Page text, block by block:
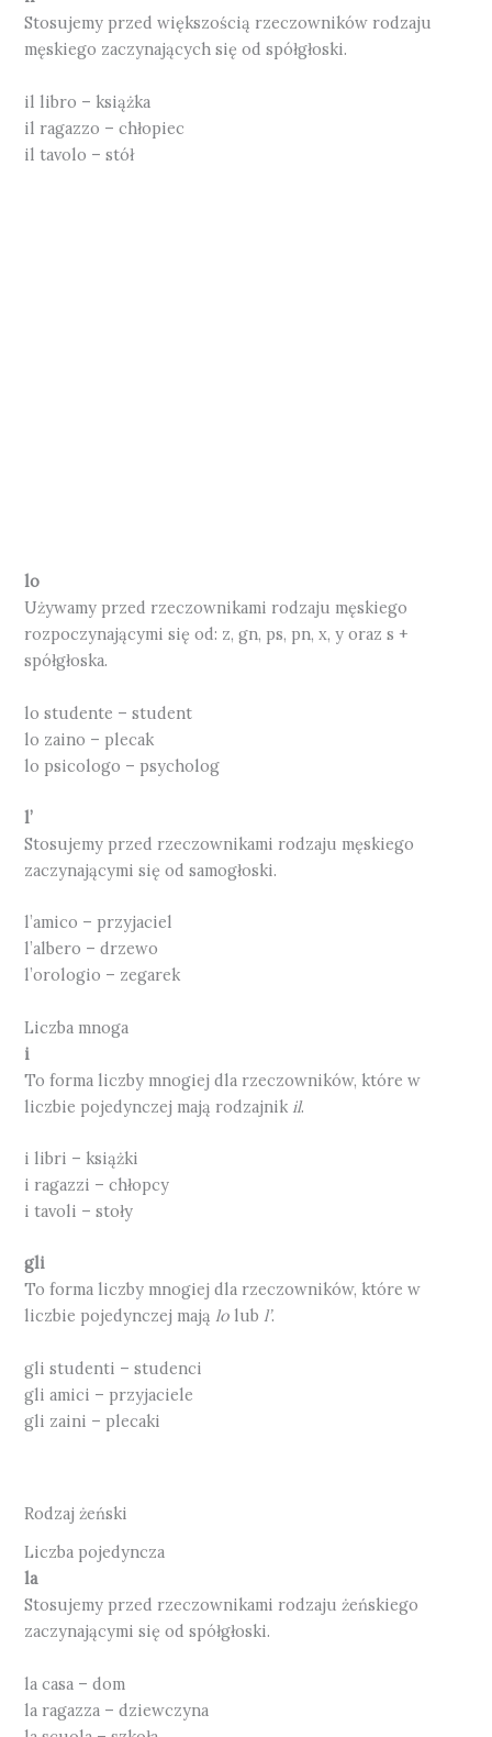
Stosujemy przed większością rzeczowników rodzaju
męskiego zaczynających się od spółgłoski.
il libro – książka
il ragazzo – chłopiec
il tavolo – stół
lo
Używamy przed rzeczownikami rodzaju męskiego
rozpoczynającymi się od: z, gn, ps, pn, x, y oraz s +
spółgłoska.
lo studente – student
lo zaino – plecak
lo psicologo – psycholog
l’
Stosujemy przed rzeczownikami rodzaju męskiego
zaczynającymi się od samogłoski.
l’amico – przyjaciel
l’albero – drzewo
l’orologio – zegarek
Liczba mnoga
i
To forma liczby mnogiej dla rzeczowników, które w
liczbie pojedynczej mają rodzajnik il.
i libri – książki
i ragazzi – chłopcy
i tavoli – stoły
gli
To forma liczby mnogiej dla rzeczowników, które w
liczbie pojedynczej mająlo lubl’.
gli studenti – studenci
gli amici – przyjaciele
gli zaini – plecaki
Rodzaj żeński
Liczba pojedyncza
la
Stosujemy przed rzeczownikami rodzaju żeńskiego
zaczynającymi się od spółgłoski.
la casa – dom
la ragazza – dziewczyna